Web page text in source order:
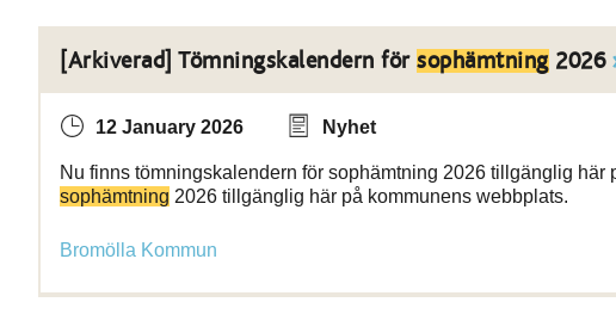
[Arkiverad] Tömningskalendern för sophämtning 2026
12 January 2026 Nyhet
Nu finns tömningskalendern för sophämtning 2026 tillgänglig
sophämtning 2026 tillgänglig här på kommunens webbplats.
Bromölla Kommun